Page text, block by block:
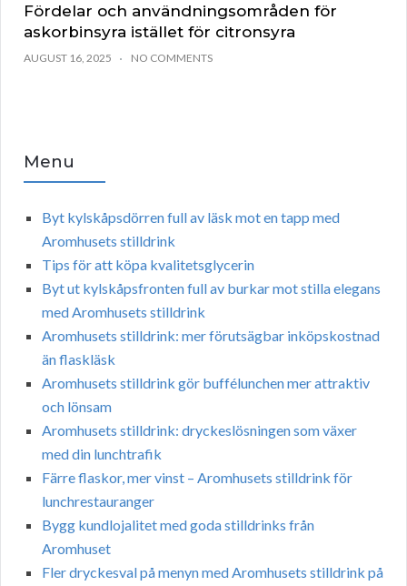
Fördelar och användningsområden för
askorbinsyra istället för citronsyra
AUGUST 16, 2025 NO COMMENTS
Menu
Byt kylskåpsdörren full av läsk mot en tapp med
Aromhusets stilldrink
Tips för att köpa kvalitetsglycerin
Byt ut kylskåpsfronten full av burkar mot stilla elegans
med Aromhusets stilldrink
Aromhusets stilldrink: mer förutsägbar inköpskostnad
än flaskläsk
Aromhusets stilldrink gör buffélunchen mer attraktiv
och lönsam
Aromhusets stilldrink: dryckeslösningen som växer
med din lunchtrafik
Färre flaskor, mer vinst – Aromhusets stilldrink för
lunchrestauranger
Bygg kundlojalitet med goda stilldrinks från
Aromhuset
Fler dryckesval på menyn med Aromhusets stilldrink på